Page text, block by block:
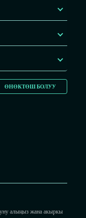
ӨНӨКТӨШ БОЛУУ
алыңыз жана акыркы